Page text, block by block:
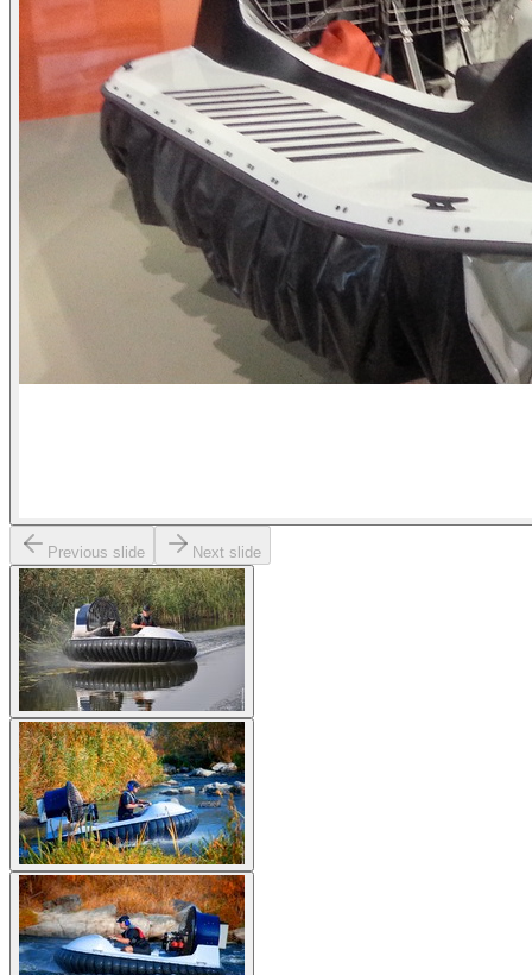
Previous slide Next slide